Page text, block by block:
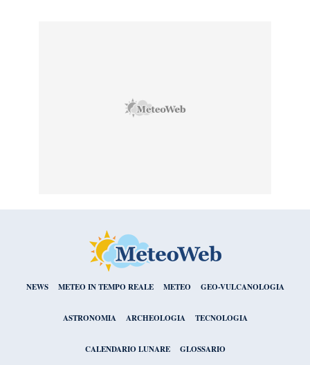
NEWS METEO IN TEMPO REALE METEO GEO-VULCANOLOGIA
ASTRONOMIA ARCHEOLOGIA TECNOLOGIA
CALENDARIO LUNARE GLOSSARIO